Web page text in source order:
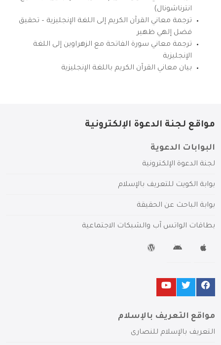
انترناشونال)
ترجمة معاني القرآن الكريم إلى اللغة الإنجليزية – تحقيق
فضل إلهي ظهير
ترجمة معاني سورة الفاتحة مع الزهراوين إلى اللغة
الإنجليزية
بيان معاني القرآن الكريم باللغة الإنجليزية
مواقع لجنة الدعوة الإلكترونية
البوابات الدعوية
لجنة الدعوة الإلكترونية
بوابة الكويت للتعريف بالإسلام
بوابة الباحث عن الحقيقة
بطاقات الواتس آب والشبكات الاجتماعية
مواقع التعريف بالإسلام
التعريف بالإسلام للنصارى